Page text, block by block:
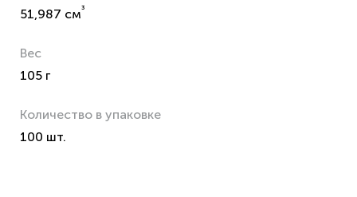
51,987 см³
Вес
105 г
Количество в упаковке
100 шт.